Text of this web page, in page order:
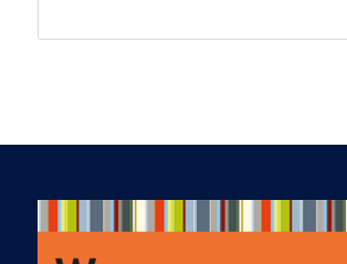
builders and anything